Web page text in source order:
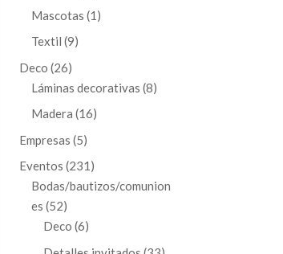
productos
Mascotas 1 1
Textil 99
Deco 2626
productos
Láminas decorativas 88
Madera 1616
Empresas 55
productos
Eventos 231 231
productos
Bodas/bautizos/comunion
es 5252
productos
Deco 66
productos